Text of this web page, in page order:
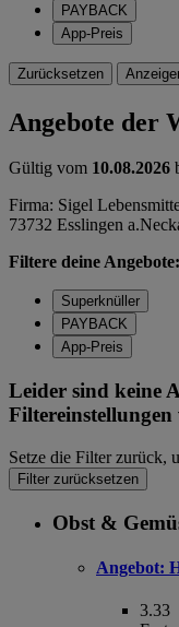
PAYBACK
App-Preis
Zurücksetzen
Angebote der
Gültig vom 10.08.2026
Firma: Sigel
73732 Esslingen
Filtere deine Angebote:
Superknüller
PAYBACK
App-Preis
Leider sind keine
Setze die Filter zurück,
Filter zurücksetzen
Obst &
Angebot:
3.33